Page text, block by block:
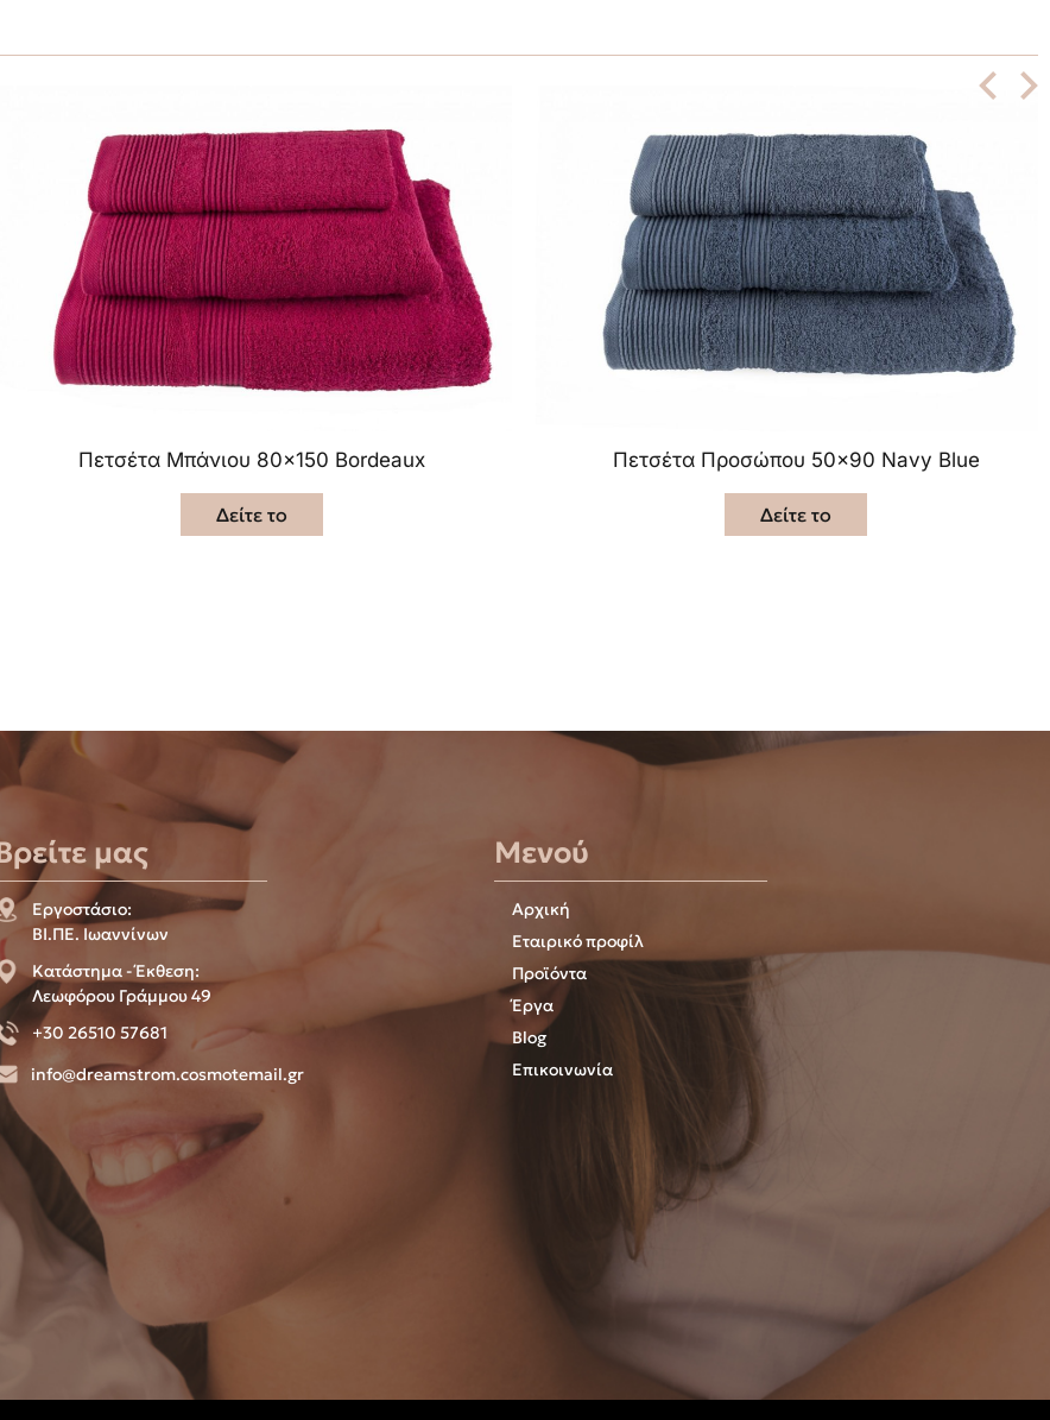
Πετσέτα Μπάνιου 80×150 Βordeaux
Δείτε το
Πετσέτα Προσώπου 50×90 Navy Blue
Δείτε το
μας
Εργοστάσιο:
ΒΙ.ΠΕ. Ιωαννίνων
Κατάστημα - Έκθεση:
Λεωφόρου Γράμμου 49
+30 26510 57681
info@dreamstrom.cosmotemail.gr
Μενού
Αρχική
Εταιρικό προφίλ
Προϊόντα
Έργα
Blog
Επικοινωνία